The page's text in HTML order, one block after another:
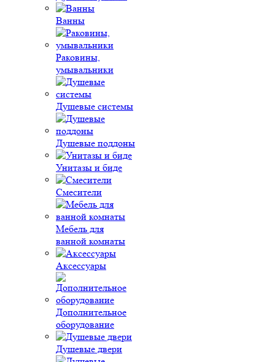
Ванны
Раковины,
умывальники
Душевые системы
Душевые поддоны
Унитазы и биде
Смесители
Мебель для
ванной комнаты
Аксессуары
Дополнительное
оборудование
Душевые двери